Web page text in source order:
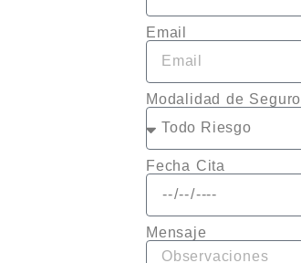
Email
Modalidad de Seguro
Fecha Cita
Mensaje